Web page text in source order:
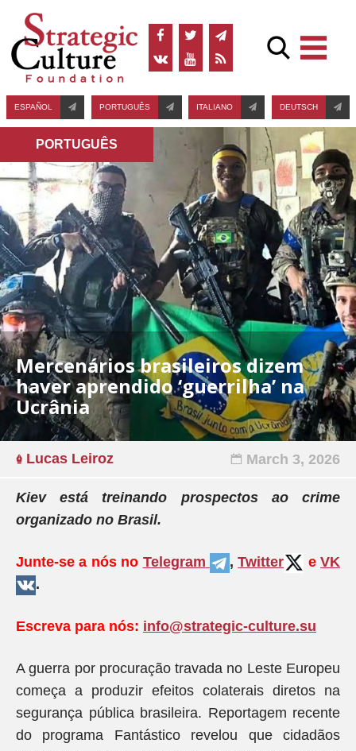
ESPAÑOL PORTUGUÊS ITALIANO DEUTSCH
PORTUGUÊS
Mercenários brasileiros dizem
haver aprendido ‘guerrilha’ na
Ucrânia
Lucas Leiroz March 3, 2026
Kiev está treinando prospectos ao crime
organizado no Brasil.
Junte-se a nós no Telegram ,Twitter e VK
.
Escreva para nós: info@strategic-culture.su
A guerra por procuração travada no Leste Europeu
começa a produzir efeitos colaterais diretos na
segurança pública brasileira. Reportagem recente
do programa Fantástico revelou que cidadãos